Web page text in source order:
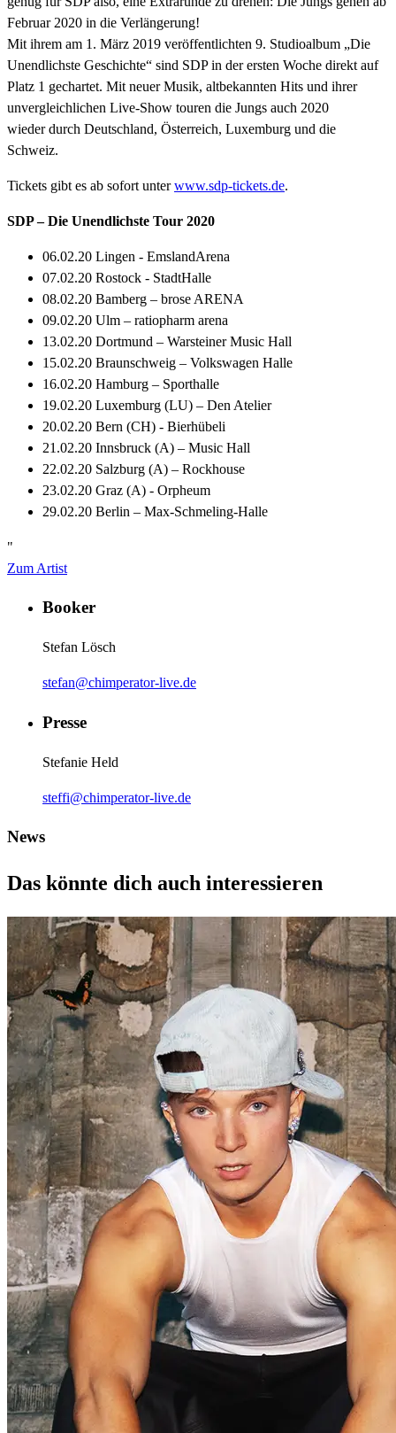
Februar 2020 in die Verlängerung!
Mit ihrem am 1. März 2019 veröffentlichten 9. Studioalbum „Die
Unendlichste Geschichte“ sind SDP in der ersten Woche direkt auf
Platz 1 gechartet. Mit neuer Musik, altbekannten Hits und ihrer
unvergleichlichen Live-Show touren die Jungs auch 2020
wieder durch Deutschland, Österreich, Luxemburg und die
Schweiz.
Tickets gibt es ab sofort unterwww.sdp-tickets.de.
SDP – Die Unendlichste Tour 2020
06.02.20 Lingen - EmslandArena
07.02.20 Rostock - StadtHalle
08.02.20 Bamberg – brose ARENA
09.02.20 Ulm – ratiopharm arena
13.02.20 Dortmund – Warsteiner Music Hall
15.02.20 Braunschweig – Volkswagen Halle
16.02.20 Hamburg – Sporthalle
19.02.20 Luxemburg (LU) – Den Atelier
20.02.20 Bern (CH) - Bierhübeli
21.02.20 Innsbruck (A) – Music Hall
22.02.20 Salzburg (A) – Rockhouse
23.02.20 Graz (A) - Orpheum
29.02.20 Berlin – Max-Schmeling-Halle
"
Zum Artist
Booker
Stefan Lösch
stefan@chimperator-live.de
Presse
Stefanie Held
steffi@chimperator-live.de
News
Das könnte dich auch interessieren